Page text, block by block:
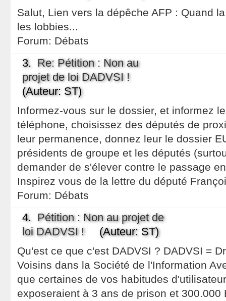
Salut, Lien vers la dépêche AFP : Quand
les lobbies...
Forum: Débats
3. Re: Pétition : Non au
projet de loi DADVSI !
(Auteur: ST)
Informez-vous sur le dossier, et informez
téléphone, choisissez des députés de
leur permanence, donnez leur le dossier
présidents de groupe et les députés
demander de s'élever contre le passage
Inspirez vous de la lettre du député
Forum: Débats
4. Pétition : Non au projet de
loi DADVSI !(Auteur: ST)
Qu'est ce que c'est DADVSI ? DADVSI =
Voisins dans la Société de l'Information
que certaines de vos habitudes
exposeraient à 3 ans de prison et 300.000